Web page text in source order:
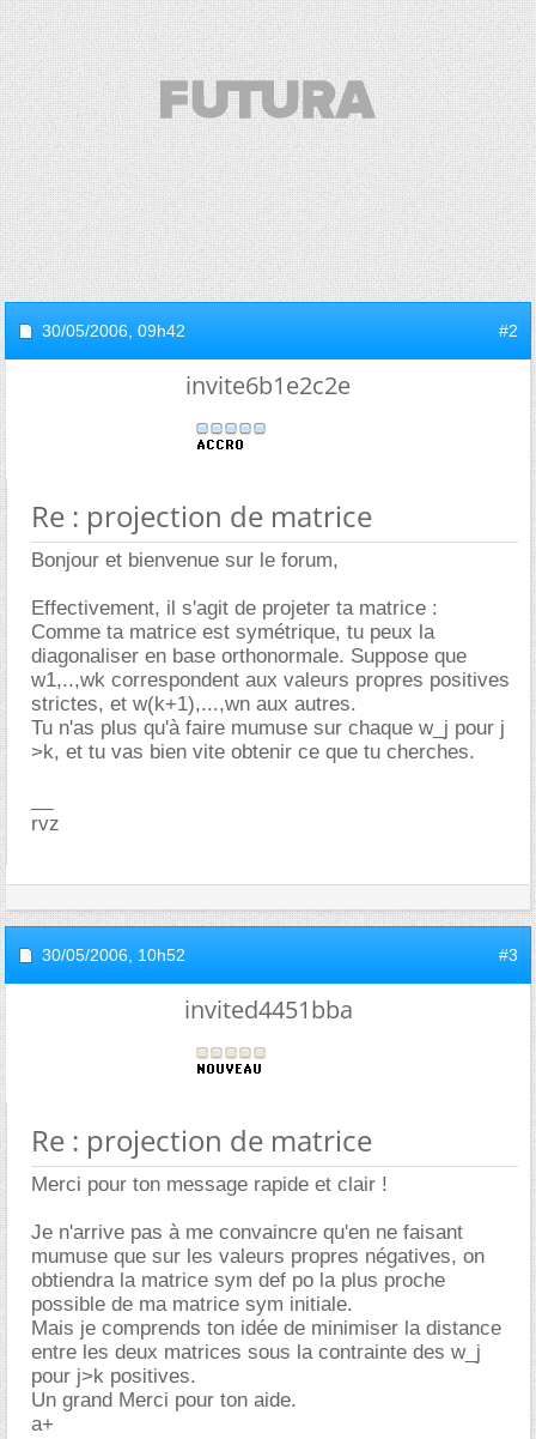
30/05/2006, 09h42 #2
invite6b1e2c2e
Re : projection de matrice
Bonjour et bienvenue sur le forum,
Effectivement, il s'agit de projeter ta matrice :
Comme ta matrice est symétrique, tu peux la
diagonaliser en base orthonormale. Suppose que
w1,..,wk correspondent aux valeurs propres positives
strictes, et w(k+1),...,wn aux autres.
Tu n'as plus qu'à faire mumuse sur chaque w_j pour j
>k, et tu vas bien vite obtenir ce que tu cherches.
rvz
30/05/2006, 10h52 #3
invited4451bba
Re : projection de matrice
Merci pour ton message rapide et clair !
Je n'arrive pas à me convaincre qu'en ne faisant
mumuse que sur les valeurs propres négatives, on
obtiendra la matrice sym def po la plus proche
possible de ma matrice sym initiale.
Mais je comprends ton idée de minimiser la distance
entre les deux matrices sous la contrainte des w_j
pour j>k positives.
Un grand Merci pour ton aide.
a+